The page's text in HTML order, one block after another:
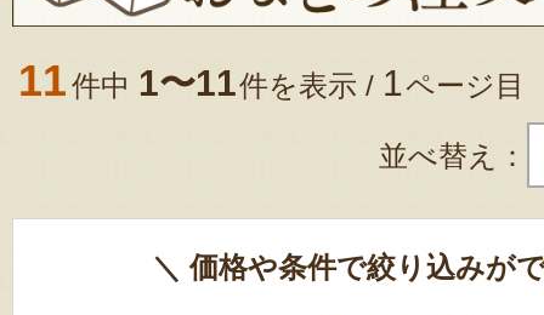
11件中 1〜11件を表示 / 1ページ目
並べ替え：
＼ 価格や条件で絞り込みが